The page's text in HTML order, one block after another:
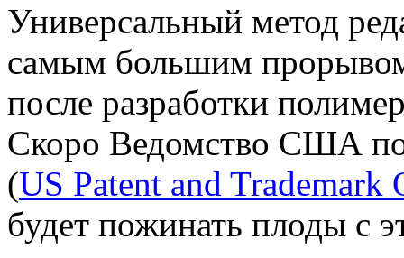
Универсальный метод
самым большим
после разработки
Скоро Ведомство США
(US Patent and Trademark
будет пожинать плоды с